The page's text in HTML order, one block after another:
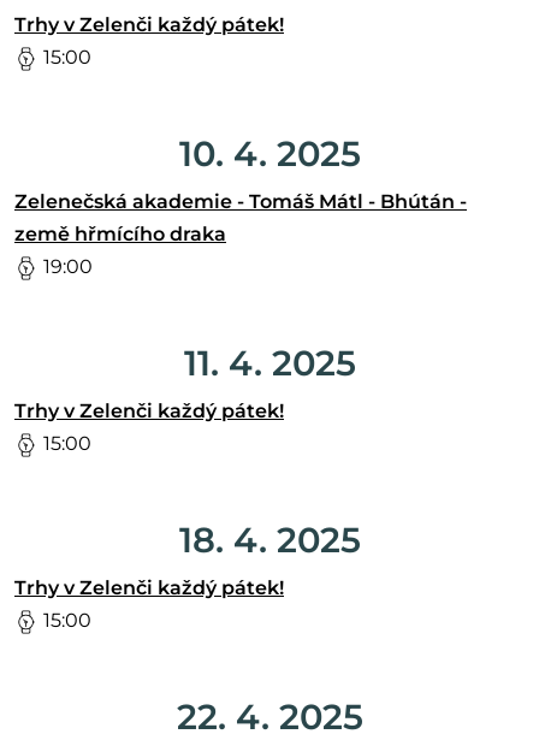
Trhy v Zelenči každý pátek!
15:00
10. 4. 2025
Zelenečská akademie - Tomáš Mátl - Bhútán -
země hřmícího draka
19:00
11. 4. 2025
Trhy v Zelenči každý pátek!
15:00
18. 4. 2025
Trhy v Zelenči každý pátek!
15:00
22. 4. 2025